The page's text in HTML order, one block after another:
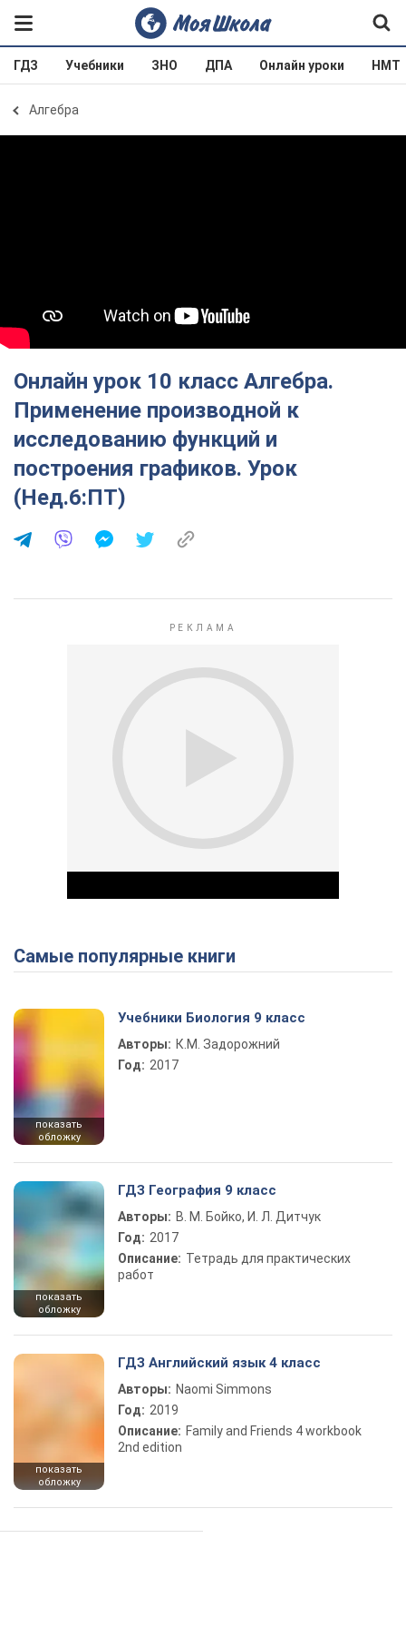
ГДЗ Учебники ЗНО ДПА Онлайн уроки НМТ
Алгебра
Онлайн урок 10 класс Алгебра.
Применение производной к
исследованию функций и
построения графиков. Урок
(Нед.6:ПТ)
Play Video
Самые популярные книги
показать
обложку
Учебники Биология 9 класс
Авторы: К.М. Задорожний
Год: 2017
показать
обложку
ГДЗ География 9 класс
Авторы: В. М. Бойко, И. Л. Дитчук
Год: 2017
Описание: Тетрадь для практических
работ
показать
обложку
ГДЗ Английский язык 4 класс
Авторы: Naomi Simmons
Год: 2019
Описание: Family and Friends 4 workbook
2nd edition